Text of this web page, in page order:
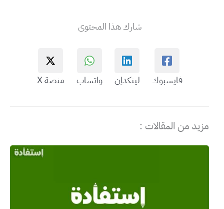
شارك هذا المحتوى
فايسبوك لينكدإن واتساب منصة X
مزيد من المقالات :